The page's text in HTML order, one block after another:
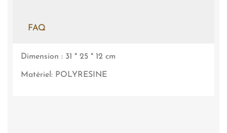
FAQ
Dimension : 31 * 25 * 12 cm
Matériel: POLYRESINE